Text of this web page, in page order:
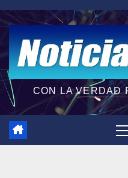
CON LA VERDAD